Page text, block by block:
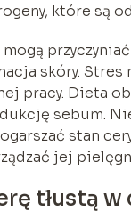
które
skóry.
pracy. Dieta
sebum.
stan
jej
tłustą